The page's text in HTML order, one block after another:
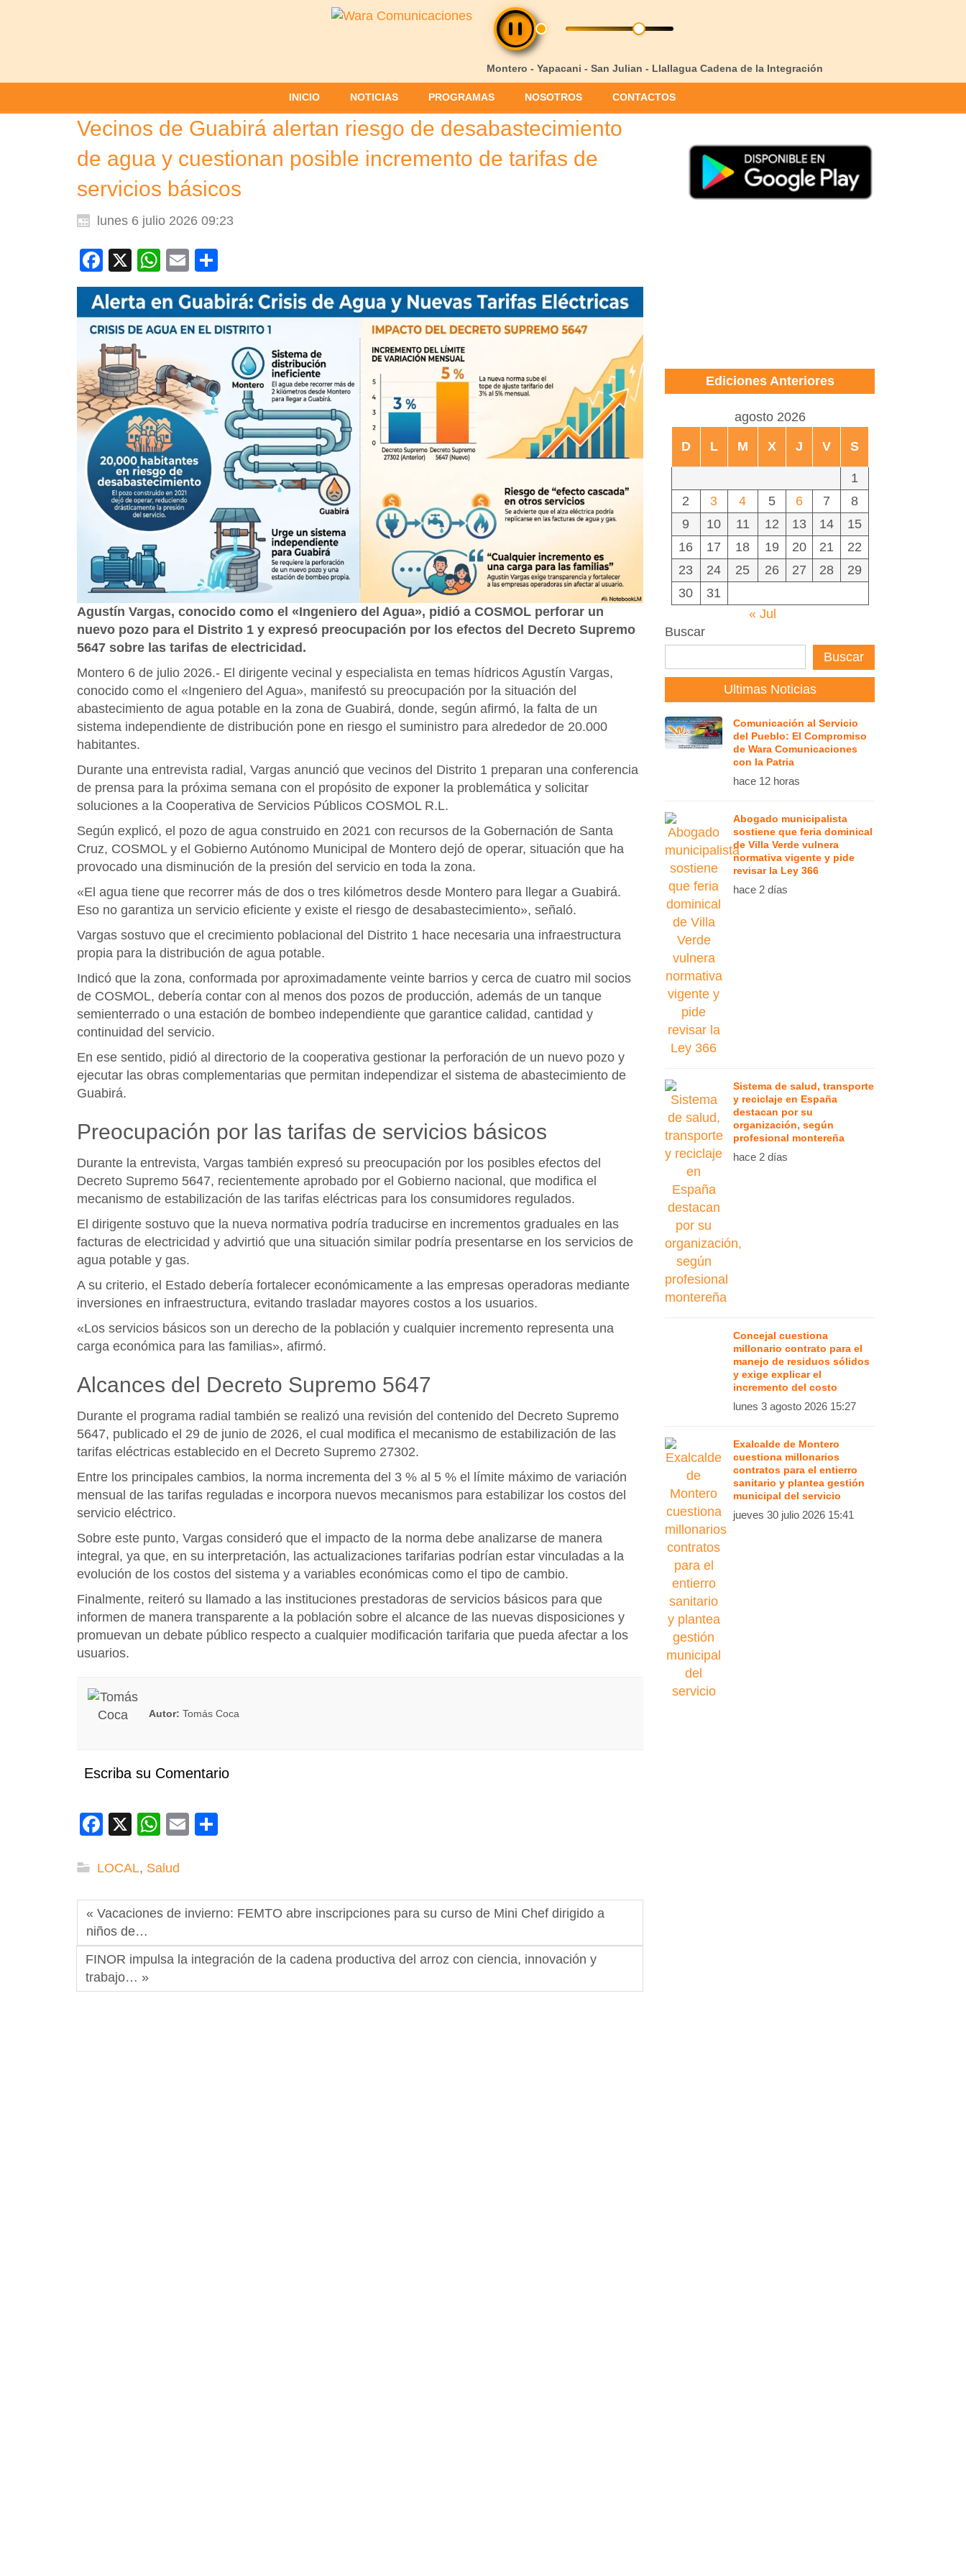
Montero - Yapacani - San Julian - Llallagua Cadena de la Integración
INICIO NOTICIAS PROGRAMAS NOSOTROS CONTACTOS
Vecinos de Guabirá alertan riesgo de desabastecimiento
de agua y cuestionan posible incremento de tarifas de
servicios básicos
lunes 6 julio 2026 09:23
Facebook
X WhatsApp
Email
Agustín Vargas, conocido como el «Ingeniero del Agua», pidió a COSMOL perforar un
nuevo pozo para el Distrito 1 y expresó preocupación por los efectos del Decreto Supremo
5647 sobre las tarifas de electricidad.
Montero 6 de julio 2026.- El dirigente vecinal y especialista en temas hídricos Agustín Vargas,
conocido como el «Ingeniero del Agua», manifestó su preocupación por la situación del
abastecimiento de agua potable en la zona de Guabirá, donde, según afirmó, la falta de un
sistema independiente de distribución pone en riesgo el suministro para alrededor de 20.000
habitantes.
Durante una entrevista radial, Vargas anunció que vecinos del Distrito 1 preparan una conferencia
de prensa para la próxima semana con el propósito de exponer la problemática y solicitar
soluciones a la Cooperativa de Servicios Públicos COSMOL R.L.
Según explicó, el pozo de agua construido en 2021 con recursos de la Gobernación de Santa
Cruz, COSMOL y el Gobierno Autónomo Municipal de Montero dejó de operar, situación que ha
provocado una disminución de la presión del servicio en toda la zona.
«El agua tiene que recorrer más de dos o tres kilómetros desde Montero para llegar a Guabirá.
Eso no garantiza un servicio eficiente y existe el riesgo de desabastecimiento», señaló.
Vargas sostuvo que el crecimiento poblacional del Distrito 1 hace necesaria una infraestructura
propia para la distribución de agua potable.
Indicó que la zona, conformada por aproximadamente veinte barrios y cerca de cuatro mil socios
de COSMOL, debería contar con al menos dos pozos de producción, además de un tanque
semienterrado o una estación de bombeo independiente que garantice calidad, cantidad y
continuidad del servicio.
En ese sentido, pidió al directorio de la cooperativa gestionar la perforación de un nuevo pozo y
ejecutar las obras complementarias que permitan independizar el sistema de abastecimiento de
Guabirá.
Preocupación por las tarifas de servicios básicos
Durante la entrevista, Vargas también expresó su preocupación por los posibles efectos del
Decreto Supremo 5647, recientemente aprobado por el Gobierno nacional, que modifica el
mecanismo de estabilización de las tarifas eléctricas para los consumidores regulados.
El dirigente sostuvo que la nueva normativa podría traducirse en incrementos graduales en las
facturas de electricidad y advirtió que una situación similar podría presentarse en los servicios de
agua potable y gas.
A su criterio, el Estado debería fortalecer económicamente a las empresas operadoras mediante
inversiones en infraestructura, evitando trasladar mayores costos a los usuarios.
«Los servicios básicos son un derecho de la población y cualquier incremento representa una
carga económica para las familias», afirmó.
Alcances del Decreto Supremo 5647
Durante el programa radial también se realizó una revisión del contenido del Decreto Supremo
5647, publicado el 29 de junio de 2026, el cual modifica el mecanismo de estabilización de las
tarifas eléctricas establecido en el Decreto Supremo 27302.
Entre los principales cambios, la norma incrementa del 3 % al 5 % el límite máximo de variación
mensual de las tarifas reguladas e incorpora nuevos mecanismos para estabilizar los costos del
servicio eléctrico.
Sobre este punto, Vargas consideró que el impacto de la norma debe analizarse de manera
integral, ya que, en su interpretación, las actualizaciones tarifarias podrían estar vinculadas a la
evolución de los costos del sistema y a variables económicas como el tipo de cambio.
Finalmente, reiteró su llamado a las instituciones prestadoras de servicios básicos para que
informen de manera transparente a la población sobre el alcance de las nuevas disposiciones y
promuevan un debate público respecto a cualquier modificación tarifaria que pueda afectar a los
usuarios.
Autor: Tomás Coca
Escriba su Comentario
Facebook
X WhatsApp
Email
LOCAL, Salud
« Vacaciones de invierno: FEMTO abre inscripciones para su curso de Mini Chef dirigido a
niños de…
FINOR impulsa la integración de la cadena productiva del arroz con ciencia, innovación y
trabajo… »
Ediciones Anteriores
agosto 2026
D L M X J V S
1
2
3 4 5 6 7
8
9
10 11 12 13 14
15
16
17 18 19 20 21
22
23
24 25 26 27 28
29
30
31
« Jul
Buscar
Buscar
Ultimas Noticias
Comunicación al Servicio
del Pueblo: El Compromiso
de Wara Comunicaciones
con la Patria
hace 12 horas
Abogado municipalista
sostiene que feria dominical
de Villa Verde vulnera
normativa vigente y pide
revisar la Ley 366
hace 2 días
Sistema de salud, transporte
y reciclaje en España
destacan por su
organización, según
profesional montereña
hace 2 días
Concejal cuestiona
millonario contrato para el
manejo de residuos sólidos
y exige explicar el
incremento del costo
lunes 3 agosto 2026 15:27
Exalcalde de Montero
cuestiona millonarios
contratos para el entierro
sanitario y plantea gestión
municipal del servicio
jueves 30 julio 2026 15:41